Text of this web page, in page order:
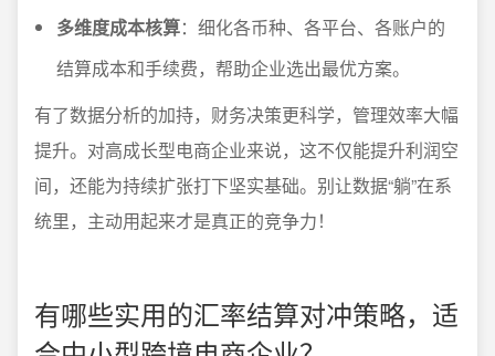
多维度成本核算：细化各币种、各平台、各账户的
结算成本和手续费，帮助企业选出最优方案。
有了数据分析的加持，财务决策更科学，管理效率大幅
提升。对高成长型电商企业来说，这不仅能提升利润空
间，还能为持续扩张打下坚实基础。别让数据“躺”在系
统里，主动用起来才是真正的竞争力！
有哪些实用的汇率结算对冲策略，适